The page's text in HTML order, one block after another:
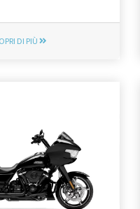
DI PIÙ